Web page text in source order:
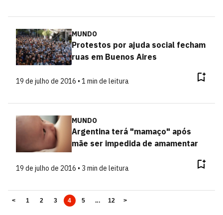
MUNDO
Protestos por ajuda social fecham
ruas em Buenos Aires
19 de julho de 2016 • 1 min de leitura
MUNDO
Argentina terá "mamaço" após
mãe ser impedida de amamentar
19 de julho de 2016 • 3 min de leitura
< 1 2 3 4 5 ... 12 >